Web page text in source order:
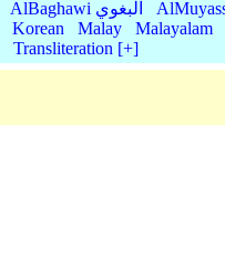
AlBaghawi البغوي
Korean Malay Malayalam
Transliteration [+]